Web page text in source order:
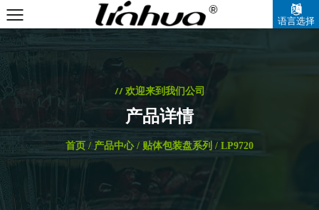
语言选择
// 欢迎来到我们公司
产品详情
首页 / 产品中心/ 贴体包装盘系列 / LP9720